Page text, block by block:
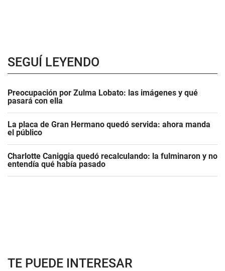
SEGUÍ LEYENDO
Preocupación por Zulma Lobato: las imágenes y qué
pasará con ella
La placa de Gran Hermano quedó servida: ahora manda
el público
Charlotte Caniggia quedó recalculando: la fulminaron y no
entendía qué había pasado
TE PUEDE INTERESAR